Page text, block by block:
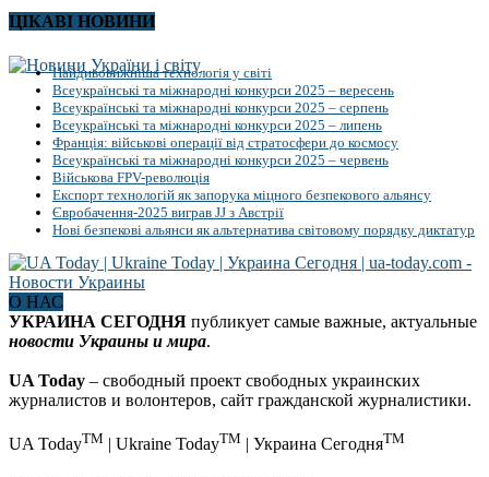
ЦІКАВІ НОВИНИ
Найдивовижніша технологія у світі
Всеукраїнські та міжнародні конкурси 2025 – вересень
Всеукраїнські та міжнародні конкурси 2025 – серпень
Всеукраїнські та міжнародні конкурси 2025 – липень
Франція: військові операції від стратосфери до космосу
Всеукраїнські та міжнародні конкурси 2025 – червень
Військова FPV-революція
Експорт технологій як запорука міцного безпекового альянсу
Євробачення-2025 виграв JJ з Австрії
Нові безпекові альянси як альтернатива світовому порядку диктатур
О НАС
УКРАИНА СЕГОДНЯ публикует самые важные, актуальные
новости Украины и мира.
UA Today – свободный проект свободных украинских
журналистов и волонтеров, сайт гражданской журналистики.
UA TodayTM | Ukraine TodayTM | Украина СегодняTM